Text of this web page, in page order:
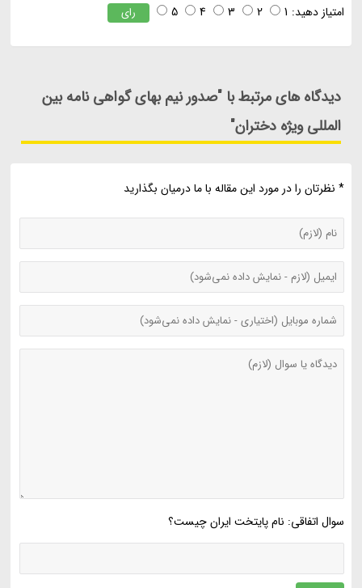
امتیاز دهید: 1
2
3
4
5 رای
دیدگاه های مرتبط با "صدور نیم بهای گواهی نامه بین
المللی ویژه دختران"
* نظرتان را در مورد این مقاله با ما درمیان بگذارید
سوال اتفاقی: نام پایتخت ایران چیست؟